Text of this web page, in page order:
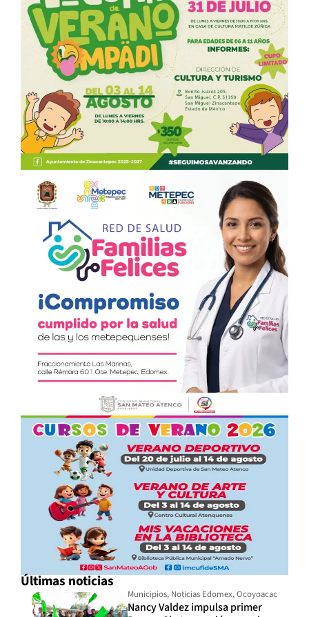
Últimas noticias
Municipios, Noticias Edomex,Ocoyoacac
Nancy Valdez impulsa primer